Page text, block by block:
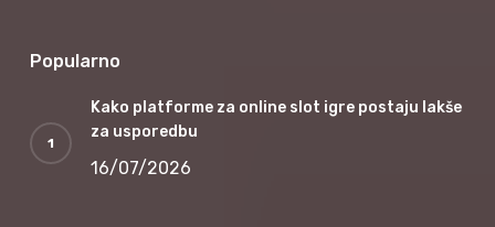
Popularno
Kako platforme za online slot igre postaju lakše
za usporedbu
16/07/2026